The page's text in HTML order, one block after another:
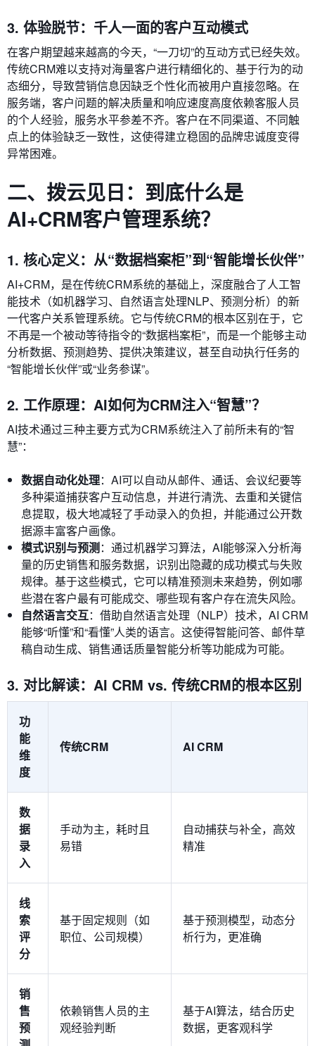
3. 体验脱节：千人一面的客户互动模式
在客户期望越来越高的今天，“一刀切”的互动方式已经失效。
传统CRM难以支持对海量客户进行精细化的、基于行为的动
态细分，导致营销信息因缺乏个性化而被用户直接忽略。在
服务端，客户问题的解决质量和响应速度高度依赖客服人员
的个人经验，服务水平参差不齐。客户在不同渠道、不同触
点上的体验缺乏一致性，这使得建立稳固的品牌忠诚度变得
异常困难。
二、拨云见日：到底什么是
AI+CRM客户管理系统？
1. 核心定义：从“数据档案柜”到“智能增长伙伴”
AI+CRM，是在传统CRM系统的基础上，深度融合了人工智
能技术（如机器学习、自然语言处理NLP、预测分析）的新
一代客户关系管理系统。它与传统CRM的根本区别在于，它
不再是一个被动等待指令的“数据档案柜”，而是一个能够主动
分析数据、预测趋势、提供决策建议，甚至自动执行任务的
“智能增长伙伴”或“业务参谋”。
2. 工作原理：AI如何为CRM注入“智慧”？
AI技术通过三种主要方式为CRM系统注入了前所未有的“智
慧”：
数据自动化处理：AI可以自动从邮件、通话、会议纪要等
多种渠道捕获客户互动信息，并进行清洗、去重和关键信
息提取，极大地减轻了手动录入的负担，并能通过公开数
据源丰富客户画像。
模式识别与预测：通过机器学习算法，AI能够深入分析海
量的历史销售和服务数据，识别出隐藏的成功模式与失败
规律。基于这些模式，它可以精准预测未来趋势，例如哪
些潜在客户最有可能成交、哪些现有客户存在流失风险。
自然语言交互：借助自然语言处理（NLP）技术，AI CRM
能够“听懂”和“看懂”人类的语言。这使得智能问答、邮件草
稿自动生成、销售通话质量智能分析等功能成为可能。
3. 对比解读：AI CRM vs. 传统CRM的根本区别
功
能
维
度
传统CRM AI CRM
数
据
录
入
手动为主，耗时且
易错
自动捕获与补全，高效
精准
线
索
评
分
基于固定规则（如
职位、公司规模）
基于预测模型，动态分
析行为，更准确
销
售
预
依赖销售人员的主
观经验判断
基于AI算法，结合历史
数据，更客观科学